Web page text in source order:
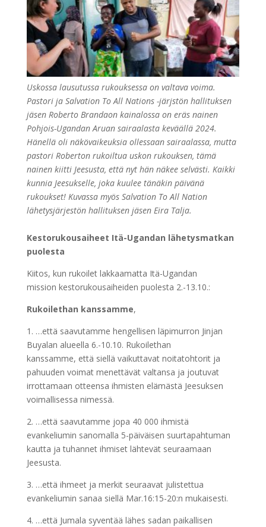
Uskossa lausutussa rukouksessa on valtava voima.
Pastori ja Salvation To All Nations -järjstön hallituksen
jäsen Roberto Brandaon kainalossa on eräs nainen
Pohjois-Ugandan Aruan sairaalasta keväällä 2024.
Hänellä oli näkövaikeuksia ollessaan sairaalassa, mutta
pastori Roberton rukoiltua uskon rukouksen, tämä
nainen kiitti Jeesusta, että nyt hän näkee selvästi. Kaikki
kunnia Jeesukselle, joka kuulee tänäkin päivänä
rukoukset! Kuvassa myös Salvation To All Nation
lähetysjärjestön hallituksen jäsen Eira Talja.
Kestorukousaiheet Itä-Ugandan lähetysmatkan
puolesta
Kiitos, kun rukoilet lakkaamatta Itä-Ugandan
mission kestorukousaiheiden puolesta 2.-13.10.:
Rukoilethan kanssamme,
1. …että saavutamme hengellisen läpimurron Jinjan
Buyalan alueella 6.-10.10. Rukoilethan
kanssamme, että siellä vaikuttavat noitatohtorit ja
pahuuden voimat menettävät valtansa ja joutuvat
irrottamaan otteensa ihmisten elämästä Jeesuksen
voimallisessa nimessä.
2. …että saavutamme jopa 40 000 ihmistä
evankeliumin sanomalla 5-päiväisen suurtapahtuman
kautta ja tuhannet ihmiset lähtevät seuraamaan
Jeesusta.
3. …että ihmeet ja merkit seuraavat julistettua
evankeliumin sanaa siellä Mar.16:15-20:n mukaisesti.
4. …että Jumala syventää lähes sadan paikallisen